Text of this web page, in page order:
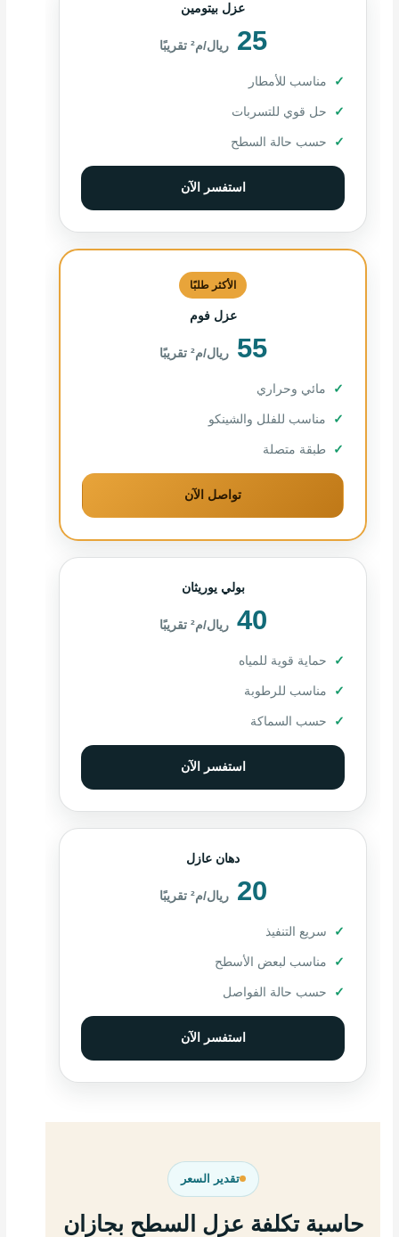
عزل بيتومين
25 ريال/م² تقريبًا
مناسب للأمطار
حل قوي للتسربات
حسب حالة السطح
استفسر الآن
الأكثر طلبًا
عزل فوم
55 ريال/م² تقريبًا
مائي وحراري
مناسب للفلل والشينكو
طبقة متصلة
تواصل الآن
بولي يوريثان
40 ريال/م² تقريبًا
حماية قوية للمياه
مناسب للرطوبة
حسب السماكة
استفسر الآن
دهان عازل
20 ريال/م² تقريبًا
سريع التنفيذ
مناسب لبعض الأسطح
حسب حالة الفواصل
استفسر الآن
تقدير السعر
حاسبة تكلفة عزل السطح بجازان